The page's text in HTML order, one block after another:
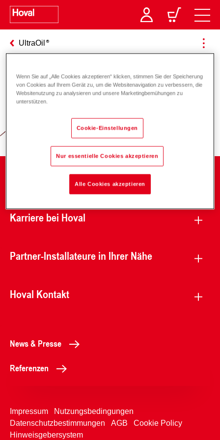
UltraOil
Verantwortung für Energie und
Karriere bei Hoval
Partner-Installateure in Ihrer Nähe
Hoval Kontakt
News & Presse
Referenzen
Impressum
Nutzungsbedingungen
Datenschutzbestimmungen
AGB
Cookie Policy
Hinweisgebersystem
Wenn Sie auf „Alle Cookies akzeptieren“ klicken, stimmen Sie der Speicherung
von Cookies auf Ihrem Gerät zu, um die Websitenavigation zu verbessern, die
Websitenutzung zu analysieren und unsere Marketingbemühungen zu
unterstützen.
Cookie-Einstellungen
Nur essentielle Cookies akzeptieren
Alle Cookies akzeptieren